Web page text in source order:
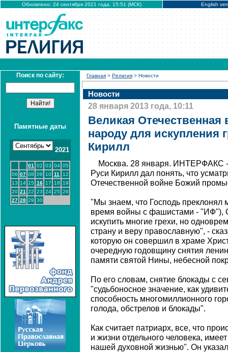
Обновлено: 24 сентября 2021 года, 15:51 (МСК) English
Поиск по сайту:
Памятные даты
2021
01 02 03 04 05
06 07 08 09 10 11
12
13 14 15 16 17 18
19
20 21 22 23 24 25 26
27 28 29 30
Главная > Религия > Новости
Новости
28 января 2013 года, 10:11
Великая
народу для искупления
Кирилл
Москва. 28 января. ИНТЕРФАКС -
Руси Кирилл дал понять, что
Отечественной войне Божий
"Мы знаем, что Господь преклонял
время войны с фашистами - "ИФ"),
искупить многие грехи, но
страну и веру православную", -
которую он совершил в храме
очередную годовщину снятия
памяти святой Нины, небесной
По его словам, снятие блокады с
"судьбоносное значение, как
способность многомиллионного
голода, обстрелов и блокады".
Как считает патриарх, все, что
и жизни отдельного человека,
нашей духовной жизнью". Он